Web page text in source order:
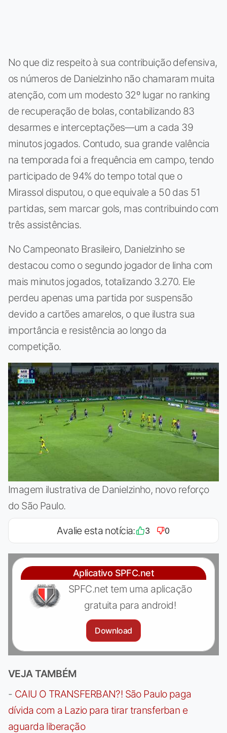
No que diz respeito à sua contribuição defensiva,
os números de Danielzinho não chamaram muita
atenção, com um modesto 32º lugar no ranking
de recuperação de bolas, contabilizando 83
desarmes e interceptações—um a cada 39
minutos jogados. Contudo, sua grande valência
na temporada foi a frequência em campo, tendo
participado de 94% do tempo total que o
Mirassol disputou, o que equivale a 50 das 51
partidas, sem marcar gols, mas contribuindo com
três assistências.
No Campeonato Brasileiro, Danielzinho se
destacou como o segundo jogador de linha com
mais minutos jogados, totalizando 3.270. Ele
perdeu apenas uma partida por suspensão
devido a cartões amarelos, o que ilustra sua
importância e resistência ao longo da
competição.
Imagem ilustrativa de Danielzinho, novo reforço
do São Paulo.
Avalie esta notícia: 3 0
Aplicativo SPFC.net
SPFC.net tem uma aplicação
gratuita para android!
Download
VEJA TAMBÉM
- CAIU O TRANSFERBAN?! São Paulo paga
dívida com a Lazio para tirar transferban e
aguarda liberação